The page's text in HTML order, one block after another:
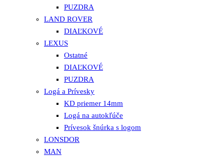
PUZDRA
LAND ROVER
DIAĽKOVÉ
LEXUS
Ostatné
DIAĽKOVÉ
PUZDRA
Logá a Prívesky
KD priemer 14mm
Logá na autokľúče
Prívesok šnúrka s logom
LONSDOR
MAN